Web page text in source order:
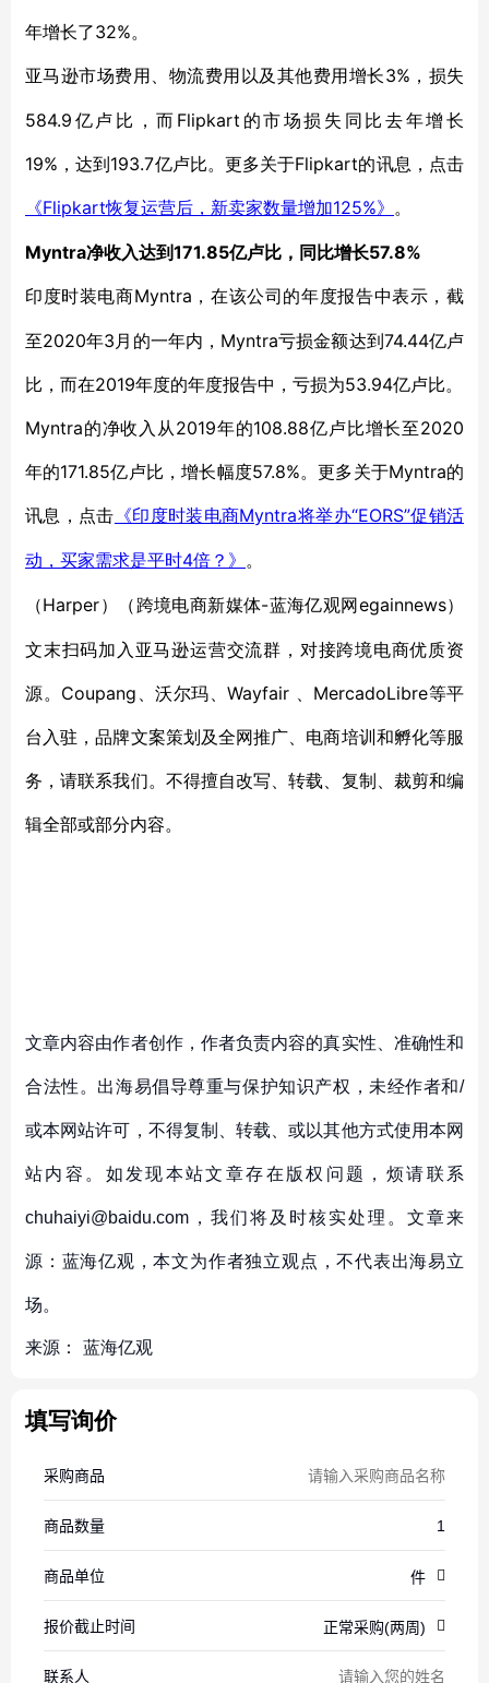
年增长了32%。
亚马逊市场费用、物流费用以及其他费用增长3%，损失
584.9亿卢比，而Flipkart的市场损失同比去年增长
19%，达到193.7亿卢比。更多关于Flipkart的讯息，点击
《Flipkart恢复运营后，新卖家数量增加125%》 。
Myntra净收入达到171.85亿卢比，同比增长57.8%
印度时装电商Myntra，在该公司的年度报告中表示，截
至2020年3月的一年内，Myntra亏损金额达到74.44亿卢
比，而在2019年度的年度报告中，亏损为53.94亿卢比。
Myntra的净收入从2019年的108.88亿卢比增长至2020
年的171.85亿卢比，增长幅度57.8%。更多关于Myntra的
讯息，点击 《印度时装电商Myntra将举办“EORS”促销活
动，买家需求是平时4倍？》 。
（Harper）（跨境电商新媒体-蓝海亿观网egainnews）
文末扫码加入亚马逊运营交流群，对接跨境电商优质资
源。Coupang、沃尔玛、Wayfair 、MercadoLibre等平
台入驻，品牌文案策划及全网推广、电商培训和孵化等服
务，请联系我们。不得擅自改写、转载、复制、裁剪和编
辑全部或部分内容。
文章内容由作者创作，作者负责内容的真实性、准确性和
合法性。出海易倡导尊重与保护知识产权，未经作者和/
或本网站许可，不得复制、转载、或以其他方式使用本网
站内容。如发现本站文章存在版权问题，烦请联系
chuhaiyi@baidu.com，我们将及时核实处理。文章来
源：蓝海亿观，本文为作者独立观点，不代表出海易立
场。
来源： 蓝海亿观
填写询价